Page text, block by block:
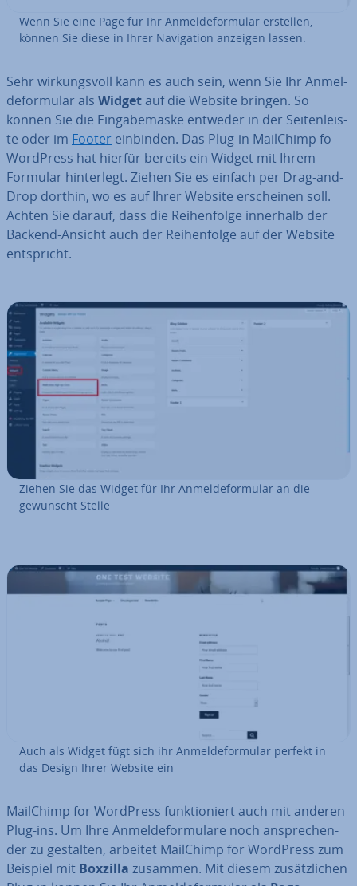
Wenn Sie eine Page für Ihr An­mel­de­for­mu­lar erstellen,
können Sie diese in Ihrer Na­vi­ga­ti­on anzeigen lassen.
Sehr wir­kungs­voll kann es auch sein, wenn Sie Ihr An­mel­
de­for­mu­lar als Widgetauf die Website bringen. So
können Sie die Ein­ga­be­mas­ke entweder in der Sei­ten­leis­
te oder im Footer einbinden. Das Plug-in MailChimp fo
WordPress hat hierfür bereits ein Widget mit Ihrem
Formular hin­ter­legt. Ziehen Sie es einfach per Drag-and-
Drop dorthin, wo es auf Ihrer Website er­schei­nen soll.
Achten Sie darauf, dass die Rei­hen­fol­ge innerhalb der
Backend-Ansicht auch der Rei­hen­fol­ge auf der Website
ent­spricht.
Ziehen Sie das Widget für Ihr An­mel­de­for­mu­lar an die
gewünscht Stelle
Auch als Widget fügt sich ihr An­mel­de­for­mu­lar perfekt in
das Design Ihrer Website ein
MailChimp for WordPress funk­tio­niert auch mit anderen
Plug-ins. Um Ihre An­mel­de­for­mu­la­re noch an­spre­chen­
der zu gestalten, arbeitet MailChimp for WordPress zum
Beispiel mit Boxzilla zusammen. Mit diesem zu­sätz­li­chen